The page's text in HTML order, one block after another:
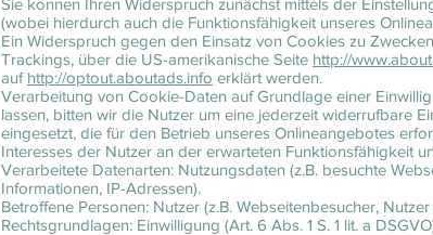
Sie können Ihren Widerspruch zunächst mittels der
(wobei hierdurch auch die Funktionsfähigkeit unseres
Ein Widerspruch gegen den Einsatz von Cookies zu
Trackings, über die US-amerikanische Seite http://
auf http://optout.aboutads.info erklärt werden.
Verarbeitung von Cookie-Daten auf Grundlage einer
lassen, bitten wir die Nutzer um eine jederzeit widerrufbare
eingesetzt, die für den Betrieb unseres Onlineangebotes
Interesses der Nutzer an der erwarteten Funktionsfähigkeit
Verarbeitete Datenarten: Nutzungsdaten (z.B. besuchte
Informationen, IP-Adressen).
Betroffene Personen: Nutzer (z.B. Webseitenbesucher,
Rechtsgrundlagen: Einwilligung (Art. 6 Abs. 1 S. 1 lit. a